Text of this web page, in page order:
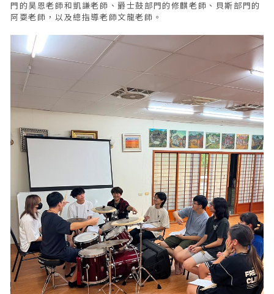
門的昊恩老師和凱謙老師、爵士鼓部門的修麒老師、貝斯部門的
阿耍老師，以及總指導老師文龍老師。